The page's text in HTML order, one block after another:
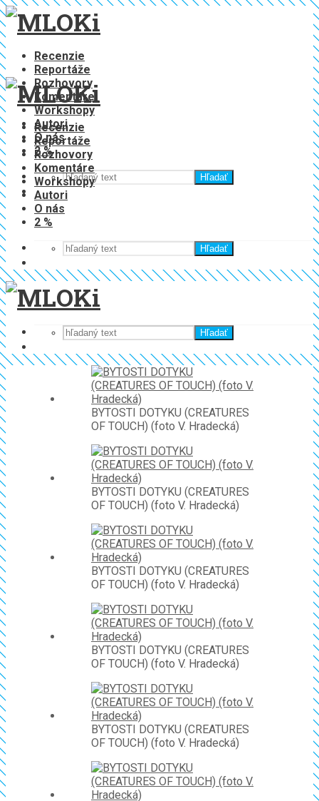
Recenzie
Reportáže
Rozhovory
Komentáre
Workshopy
Autori
O nás
2 %
Hľadať
Recenzie
Reportáže
Rozhovory
Komentáre
Workshopy
Autori
O nás
2 %
Hľadať
Hľadať
BYTOSTI DOTYKU (CREATURES
OF TOUCH) (foto V. Hradecká)
BYTOSTI DOTYKU (CREATURES
OF TOUCH) (foto V. Hradecká)
BYTOSTI DOTYKU (CREATURES
OF TOUCH) (foto V. Hradecká)
BYTOSTI DOTYKU (CREATURES
OF TOUCH) (foto V. Hradecká)
BYTOSTI DOTYKU (CREATURES
OF TOUCH) (foto V. Hradecká)